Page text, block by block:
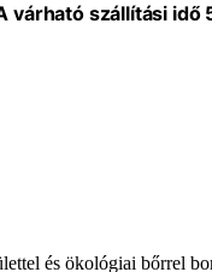
várható szállítási idő
és ökológiai bőrrel